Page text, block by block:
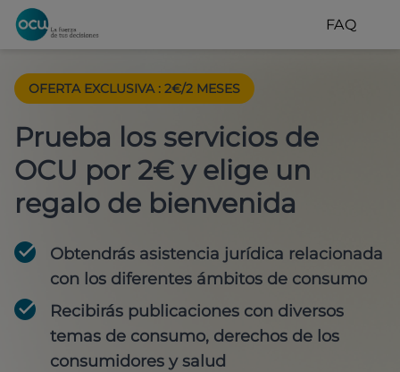
FAQ
OFERTA EXCLUSIVA : 2€/2 MESES
Prueba los servicios de
OCU por 2€ y elige un
regalo de bienvenida
Obtendrás asistencia jurídica relacionada
con los diferentes ámbitos de consumo
Recibirás publicaciones con diversos
temas de consumo, derechos de los
consumidores y salud